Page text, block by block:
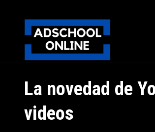
La novedad de
videos